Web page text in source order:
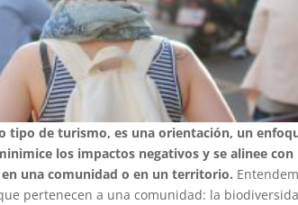
tipo de turismo, es una orientación, un
los impactos negativos y se alinee
una comunidad o en un territorio.
pertenecen a una comunidad: la